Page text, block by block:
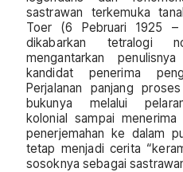
sastrawan terkemuka
Toer (6 Pebruari 1925
dikabarkan tetralogi
mengantarkan
kandidat penerima
Perjalanan panjang
bukunya melalui
kolonial sampai
penerjemahan ke dalam
tetap menjadi cerita
sosoknya sebagai